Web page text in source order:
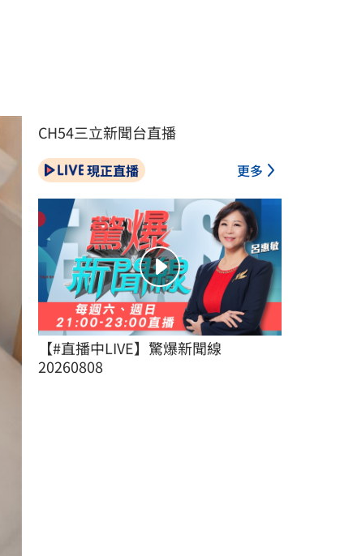
CH54三立新聞台直播
現正直播 更多
【#直播中LIVE】驚爆新聞線
20260808